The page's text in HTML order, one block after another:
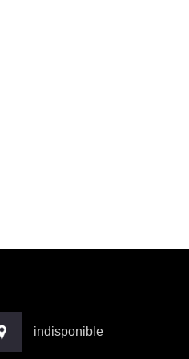
indisponible